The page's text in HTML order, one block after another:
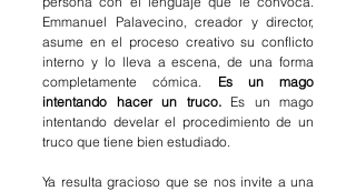
Emmanuel Palavecino, creador y director,
asume en el proceso creativo su conflicto
interno y lo lleva a escena, de una forma
completamente cómica. Es un mago
intentando hacer un truco. Es un mago
intentando develar el procedimiento de un
truco que tiene bien estudiado.
Ya resulta gracioso que se nos invite a una